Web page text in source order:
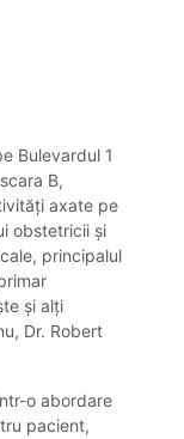
Bulevardul 1
B,
axate pe
obstetricii și
principalul
și alți
Dr. Robert
o abordare
pacient,